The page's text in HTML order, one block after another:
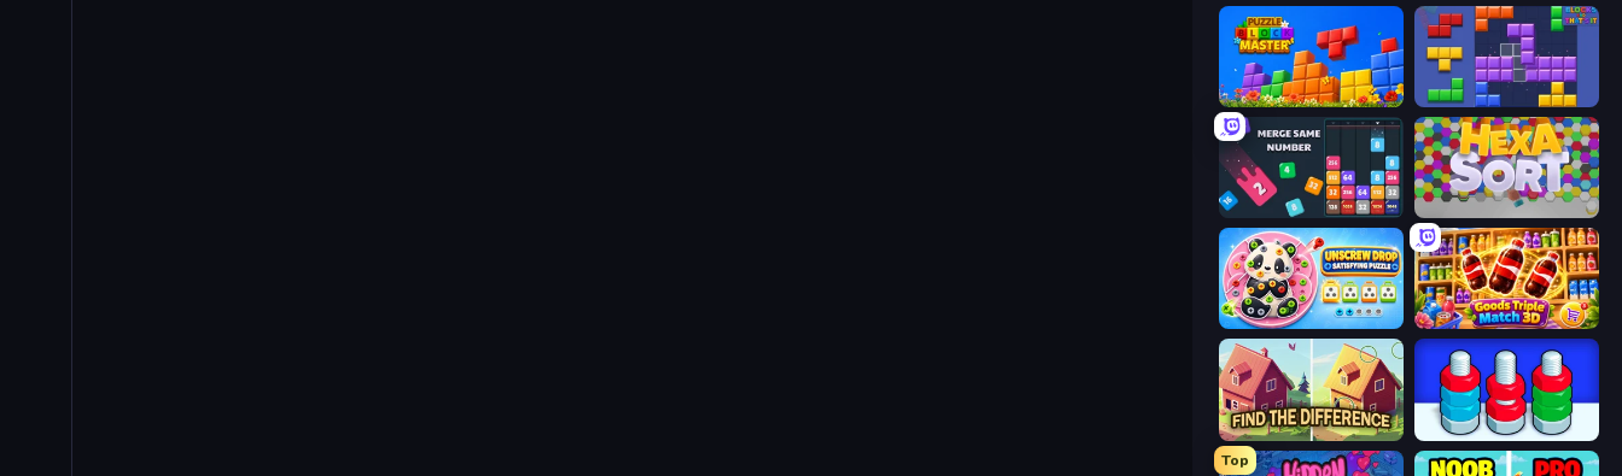
Puzzle Block Master Blocks and that’s it
Drop & Merge the Numbers
Unscrew Drop: Satisfying Puzzle Goods Triple Match 3D
Find The Difference
Top